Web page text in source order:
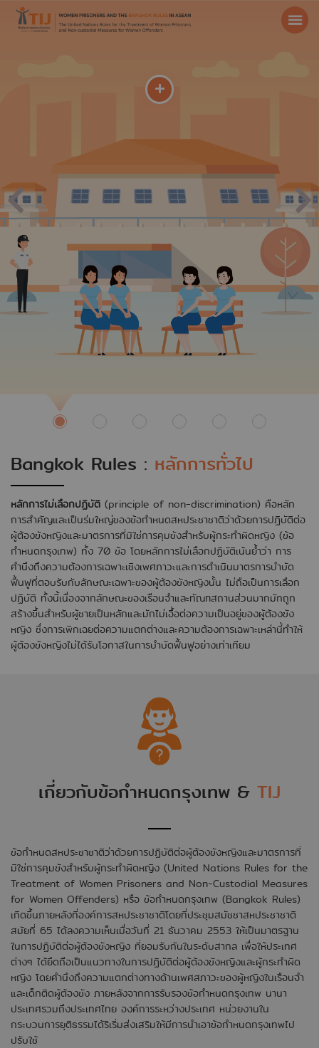
ข้อมูลเรือนจำ
แนวทางปฏิบัติที่ดี
สื่อสิ่งพิมพ์
ข้อมูลน่าสนใจ
ดาวน์โหลดข้อกำหนดกรุงเทพ
TH / EN
> Bangkok Rules Training
> เว็บไซต์หลัก TIJ
Bangkok Rules : หลักการทั่วไป
หลักการไม่เลือกปฏิบัติ (principle of non-discrimination) คือหลัก
การสำคัญและเป็นร่มใหญ่ของข้อกำหนดสหประชาชาติว่าด้วยการปฏิบัติต่อ
ผู้ต้องขังหญิงและมาตรการที่มิใช่การคุมขังสําหรับผู้กระทําผิดหญิง (ข้อ
กำหนดกรุงเทพ) ทั้ง 70 ข้อ โดยหลักการไม่เลือกปฏิบัติเน้นย้ำว่า การ
คำนึงถึงความต้องการเฉพาะเชิงเพศภาวะและการดำเนินมาตรการบำบัด
ฟื้นฟูที่ตอบรับกับลักษณะเฉพาะของผู้ต้องขังหญิงนั้น ไม่ถือเป็นการเลือก
ปฏิบัติ ทั้งนี้เนื่องจากลักษณะของเรือนจำและทัณฑสถานส่วนมากมักถูก
สร้างขึ้นสำหรับผู้ชายเป็นหลักและมักไม่เอื้อต่อความเป็นอยู่ของผู้ต้องขัง
หญิง ซึ่งการเพิกเฉยต่อความแตกต่างและความต้องการเฉพาะเหล่านี้ทำให้
ผู้ต้องขังหญิงไม่ได้รับโอกาสในการบำบัดฟื้นฟูอย่างเท่าเทียม
เกี่ยวกับข้อกำหนดกรุงเทพ & TIJ
ข้อกำหนดสหประชาชาติว่าด้วยการปฏิบัติต่อผู้ต้องขังหญิงและมาตรการที่
มิใช่การคุมขังสำหรับผู้กระทำผิดหญิง (United Nations Rules for the
Treatment of Women Prisoners and Non-Custodial Measures
for Women Offenders) หรือ ข้อกำหนดกรุงเทพ (Bangkok Rules)
เกิดขึ้นภายหลังที่องค์การสหประชาชาติโดยที่ประชุมสมัชชาสหประชาชาติ
สมัยที่ 65 ได้ลงความเห็นเมื่อวันที่ 21 ธันวาคม 2553 ให้เป็นมาตรฐาน
ในการปฏิบัติต่อผู้ต้องขังหญิง ที่ยอมรับกันในระดับสากล เพื่อให้ประเทศ
ต่างๆ ได้ยึดถือเป็นแนวทางในการปฏิบัติต่อผู้ต้องขังหญิงและผู้กระทำผิด
หญิง โดยคำนึงถึงความแตกต่างทางด้านเพศสภาวะของผู้หญิงในเรือนจำ
และเด็กติดผู้ต้องขัง ภายหลังจากการรับรองข้อกำหนดกรุงเทพ นานา
ประเทศรวมถึงประเทศไทย องค์การระหว่างประเทศ หน่วยงานใน
กระบวนการยุติธรรมได้ริเริ่มส่งเสริมให้มีการนำเอาข้อกำหนดกรุงเทพไป
ปรับใช้